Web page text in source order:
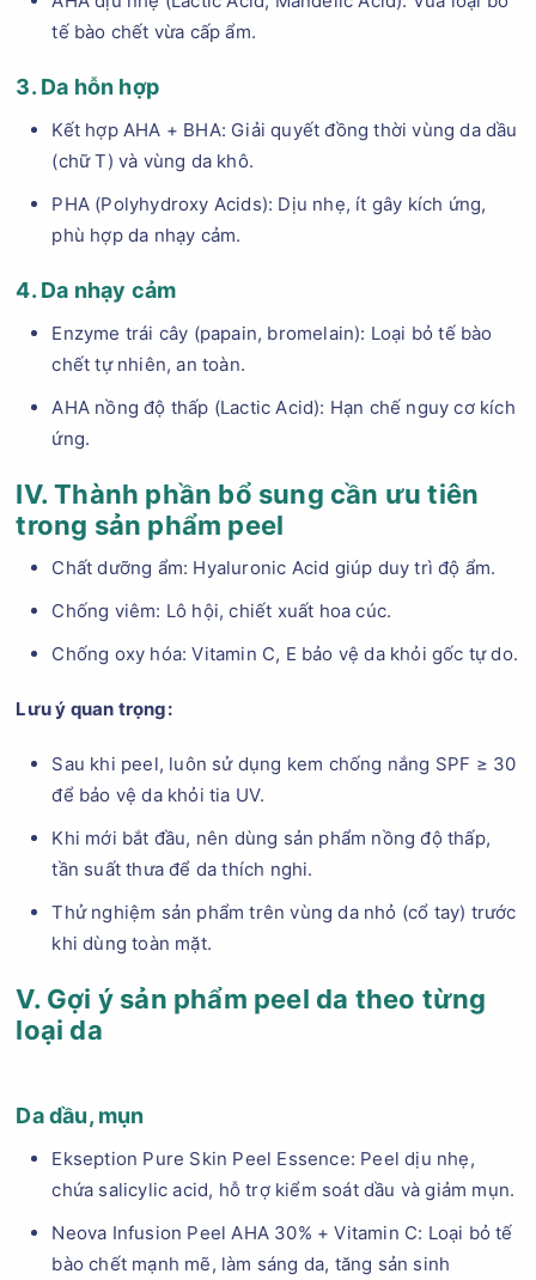
tế bào chết vừa cấp ẩm.
3. Da hỗn hợp
Kết hợp AHA + BHA: Giải quyết đồng thời vùng da dầu
(chữ T) và vùng da khô.
PHA (Polyhydroxy Acids): Dịu nhẹ, ít gây kích ứng,
phù hợp da nhạy cảm.
4. Da nhạy cảm
Enzyme trái cây (papain, bromelain): Loại bỏ tế bào
chết tự nhiên, an toàn.
AHA nồng độ thấp (Lactic Acid): Hạn chế nguy cơ kích
ứng.
IV. Thành phần bổ sung cần ưu tiên
trong sản phẩm peel
Chất dưỡng ẩm: Hyaluronic Acid giúp duy trì độ ẩm.
Chống viêm: Lô hội, chiết xuất hoa cúc.
Chống oxy hóa: Vitamin C, E bảo vệ da khỏi gốc tự do.
Lưu ý quan trọng:
Sau khi peel, luôn sử dụng kem chống nắng SPF ≥ 30
để bảo vệ da khỏi tia UV.
Khi mới bắt đầu, nên dùng sản phẩm nồng độ thấp,
tần suất thưa để da thích nghi.
Thử nghiệm sản phẩm trên vùng da nhỏ (cổ tay) trước
khi dùng toàn mặt.
V. Gợi ý sản phẩm peel da theo từng
loại da
Da dầu, mụn
Ekseption Pure Skin Peel Essence: Peel dịu nhẹ,
chứa salicylic acid, hỗ trợ kiểm soát dầu và giảm mụn.
Neova Infusion Peel AHA 30% + Vitamin C: Loại bỏ tế
bào chết mạnh mẽ, làm sáng da, tăng sản sinh